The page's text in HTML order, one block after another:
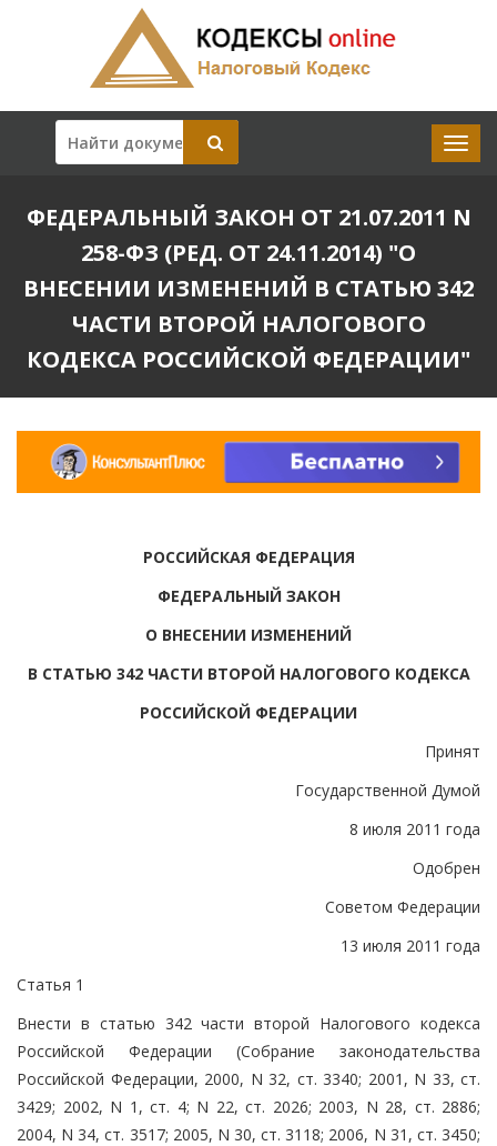
ФЕДЕРАЛЬНЫЙ ЗАКОН ОТ 21.07.2011 N
258-ФЗ (РЕД. ОТ 24.11.2014) "О
ВНЕСЕНИИ ИЗМЕНЕНИЙ В СТАТЬЮ 342
ЧАСТИ ВТОРОЙ НАЛОГОВОГО
КОДЕКСА РОССИЙСКОЙ ФЕДЕРАЦИИ"
РОССИЙСКАЯ ФЕДЕРАЦИЯ
ФЕДЕРАЛЬНЫЙ ЗАКОН
О ВНЕСЕНИИ ИЗМЕНЕНИЙ
В СТАТЬЮ 342 ЧАСТИ ВТОРОЙ НАЛОГОВОГО КОДЕКСА
РОССИЙСКОЙ ФЕДЕРАЦИИ
Принят
Государственной Думой
8 июля 2011 года
Одобрен
Советом Федерации
13 июля 2011 года
Статья 1
Внести в статью 342 части второй Налогового кодекса
Российской Федерации (Собрание законодательства
Российской Федерации, 2000, N 32, ст. 3340; 2001, N 33, ст.
3429; 2002, N 1, ст. 4; N 22, ст. 2026; 2003, N 28, ст. 2886;
2004, N 34, ст. 3517; 2005, N 30, ст. 3118; 2006, N 31, ст. 3450;